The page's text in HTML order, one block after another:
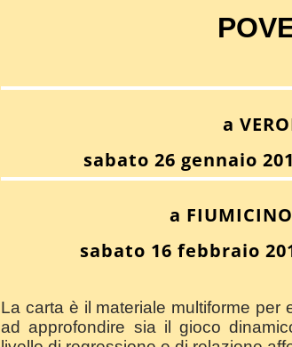
a
sabato 26 gennaio
a
sabato 16 febbraio
La carta è il materiale multiforme
ad approfondire sia il gioco